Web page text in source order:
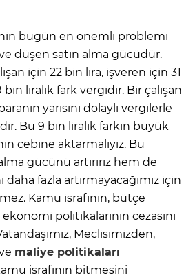
bugün en önemli problemi
düşen satın alma gücüdür.
için 22 bin lira, işveren için 31
bin liralık fark vergidir. Bir çalışan
yarısını dolaylı vergilerle
Bu 9 bin liralık farkın büyük
cebine aktarmalıyız. Bu
gücünü artırırız hem de
fazla artırmayacağımız için
Kamu israfının, bütçe
ekonomi politikalarının cezasını
Meclisimizden,
maliye politikaları
israfının bitmesini